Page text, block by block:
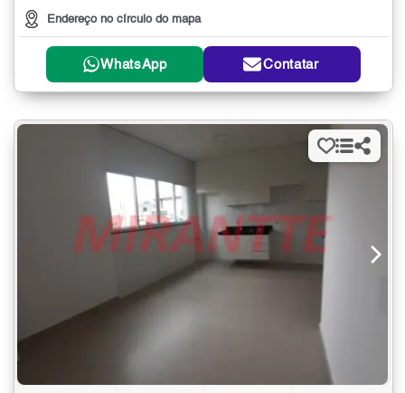
Endereço no círculo do mapa
WhatsApp Contatar